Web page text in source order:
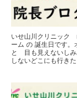
いせ山川クリニック
ーム の 誕生日です
と 目も見えないし
しないどこにも行き